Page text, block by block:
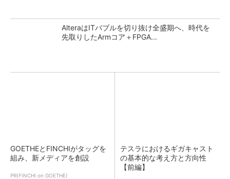
AlteraはITバブルを切り抜け全盛期へ、時代を
先取りしたArmコア＋FPGA...
GOETHEとFINCHIがタッグを
組み、新メディアを創設
PR(FINCHI on GOETHE)
テスラにおけるギガキャスト
の基本的な考え方と方向性
【前編】